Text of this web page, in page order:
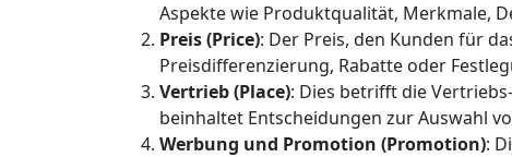
Aspekte wie Produktqualität, Merkmale,
Preis (Price): Der Preis, den Kunden für
Preisdifferenzierung, Rabatte oder
Vertrieb (Place): Dies betrifft die
beinhaltet Entscheidungen zur Auswahl
Werbung und Promotion (Promotion):